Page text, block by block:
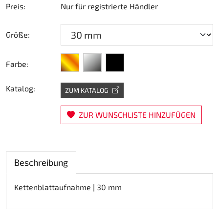
Preis: Nur für registrierte Händler
Größe:
Farbe:
gold silber
Katalog: ZUM KATALOG
ZUR WUNSCHLISTE HINZUFÜGEN
Beschreibung
Kettenblattaufnahme | 30 mm
Luft
Motorbock
Plastik CIK Dynamica
Plastik Zubehör
Radsterne
RIMO Originalteile